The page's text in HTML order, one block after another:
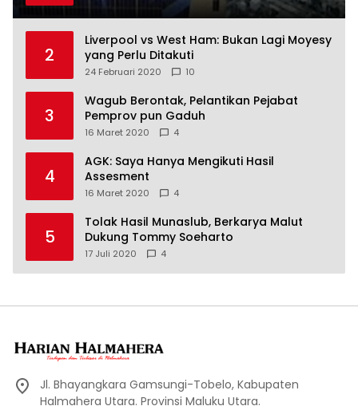
2
Liverpool vs West Ham: Bukan Lagi Moyesy
yang Perlu Ditakuti
24 Februari 2020 10
3
Wagub Berontak, Pelantikan Pejabat
Pemprov pun Gaduh
16 Maret 2020 4
4
AGK: Saya Hanya Mengikuti Hasil
Assesment
16 Maret 2020 4
5
Tolak Hasil Munaslub, Berkarya Malut
Dukung Tommy Soeharto
17 Juli 2020 4
Jl. Bhayangkara Gamsungi-Tobelo, Kabupaten
Halmahera Utara. Provinsi Maluku Utara.